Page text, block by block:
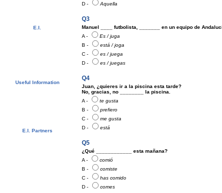
E.I.
Useful Information
E.I. Partners
D -
Aquella
Q3
Manuel ____ futbolista, _______ en un equipo de
A -
Es / juga
B -
está / joga
C -
es / juega
D -
es / juegas
Q4
Juan, ¿quieres ir a la piscina esta tarde?
No, gracias, no ________ la piscina.
A -
te gusta
B -
prefiero
C -
me gusta
D -
está
Q5
¿Qué ____________ esta mañana?
A -
comió
B -
comiste
C -
has comido
D -
comes